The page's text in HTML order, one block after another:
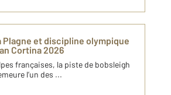
Plagne et discipline olympique
Cortina 2026
françaises, la piste de bobsleigh
l’un des ...